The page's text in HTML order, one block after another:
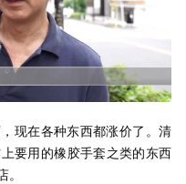
现在各种东西都涨价了。清
要用的橡胶手套之类的东西